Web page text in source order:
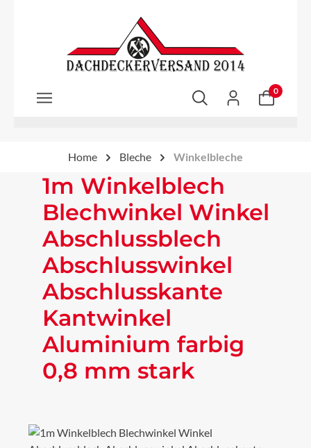
Zum Hauptinhalt springen
0
Home Bleche Winkelbleche
1m Winkelblech
Blechwinkel Winkel
Abschlussblech
Abschlusswinkel
Abschlusskante
Kantwinkel
Aluminium farbig
0,8 mm stark
Bildergalerie überspringen